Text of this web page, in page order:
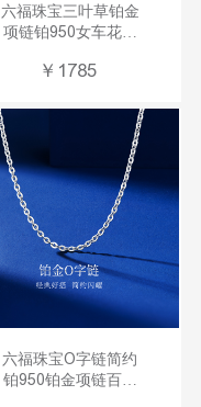
六福珠宝三叶草铂金
项链铂950女车花爱
G07TBPN0027
￥ 1785
六福珠宝O字链简约
铂950铂金项链百搭